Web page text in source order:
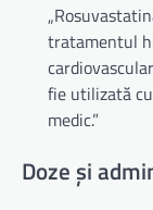
tratamentul
fie utilizată
medic.”
Doze și